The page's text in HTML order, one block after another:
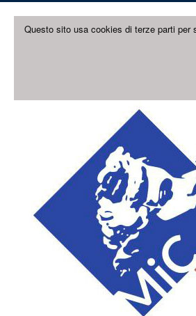
Questo sito usa cookies di terze parti per